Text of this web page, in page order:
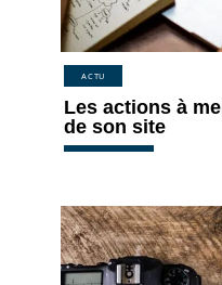
ACTU
Les actions à
de son site